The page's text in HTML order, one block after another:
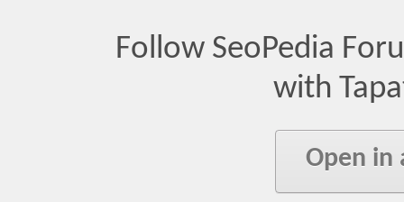
Follow SeoPedia
with
Open in